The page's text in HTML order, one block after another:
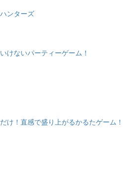
ンターズ
けないパーティーゲーム！
け！直感で盛り上がるかるたゲーム！